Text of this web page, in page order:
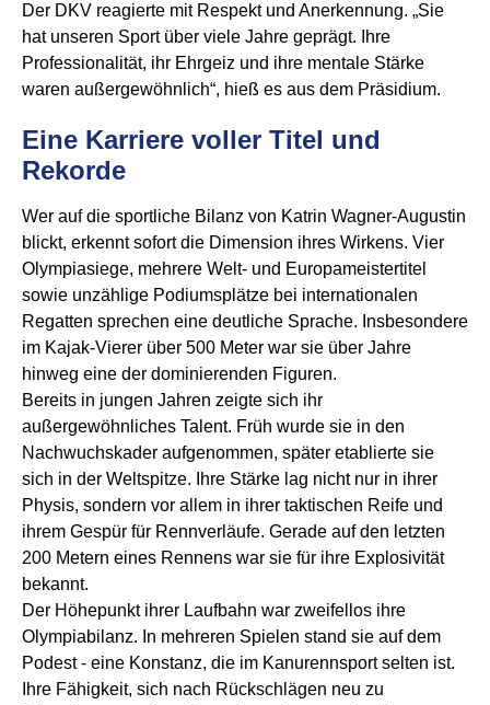
Der DKV reagierte mit Respekt und Anerkennung. „Sie
hat unseren Sport über viele Jahre geprägt. Ihre
Professionalität, ihr Ehrgeiz und ihre mentale Stärke
waren außergewöhnlich“, hieß es aus dem Präsidium.
Eine Karriere voller Titel und
Rekorde
Wer auf die sportliche Bilanz von Katrin Wagner-Augustin
blickt, erkennt sofort die Dimension ihres Wirkens. Vier
Olympiasiege, mehrere Welt- und Europameistertitel
sowie unzählige Podiumsplätze bei internationalen
Regatten sprechen eine deutliche Sprache. Insbesondere
im Kajak-Vierer über 500 Meter war sie über Jahre
hinweg eine der dominierenden Figuren.
Bereits in jungen Jahren zeigte sich ihr
außergewöhnliches Talent. Früh wurde sie in den
Nachwuchskader aufgenommen, später etablierte sie
sich in der Weltspitze. Ihre Stärke lag nicht nur in ihrer
Physis, sondern vor allem in ihrer taktischen Reife und
ihrem Gespür für Rennverläufe. Gerade auf den letzten
200 Metern eines Rennens war sie für ihre Explosivität
bekannt.
Der Höhepunkt ihrer Laufbahn war zweifellos ihre
Olympiabilanz. In mehreren Spielen stand sie auf dem
Podest - eine Konstanz, die im Kanurennsport selten ist.
Ihre Fähigkeit, sich nach Rückschlägen neu zu